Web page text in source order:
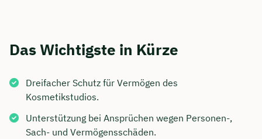
Das Wichtigste in Kürze
Dreifacher Schutz für Vermögen des
Kosmetikstudios.
Unterstützung bei Ansprüchen wegen Personen-,
Sach- und Vermögensschäden.